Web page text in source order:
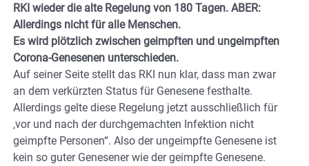
RKI wieder die alte Regelung von 180 Tagen. ABER:
Allerdings nicht für alle Menschen.
Es wird plötzlich zwischen geimpften und ungeimpften
Corona-Genesenen unterschieden.
Auf seiner Seite stellt das RKI nun klar, dass man zwar
an dem verkürzten Status für Genesene festhalte.
Allerdings gelte diese Regelung jetzt ausschließlich für
‚vor und nach der durchgemachten Infektion nicht
geimpfte Personen“. Also der ungeimpfte Genesene ist
kein so guter Genesener wie der geimpfte Genesene.